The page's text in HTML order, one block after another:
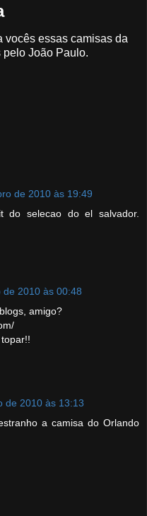
vocês essas camisas da
pelo João Paulo.
de 2010 às 19:49
do selecao do el salvador.
2010 às 00:48
amigo?
de 2010 às 13:13
a camisa do Orlando